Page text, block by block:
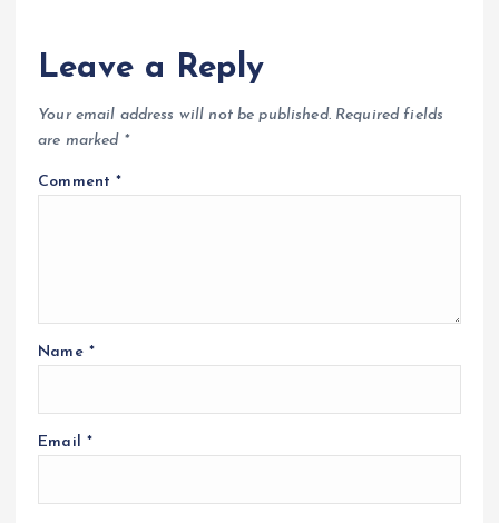
Leave a Reply
Your email address will not be published. Required fields
are marked *
Comment*
Name *
Email *